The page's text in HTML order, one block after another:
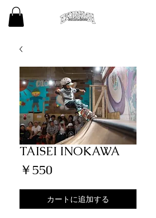
TAISEI INOKAWA
￥550
格
カートに追加する